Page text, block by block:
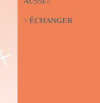
> ÉCHANGER